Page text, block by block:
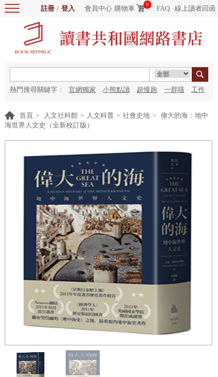
註冊 / 登入 會員中心 購物車
0
FAQ 線上讀者回函
熱門搜尋關鍵字： 官網獨家 小熊點讀 超慢跑 一群喵 工作
首頁 > 人文社科館 > 人文科普 > 社會史地 >
偉大的海：地中
海世界人文史（全新校訂版）